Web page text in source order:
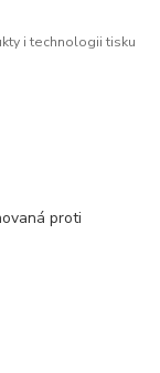
i technologii tisku
proti